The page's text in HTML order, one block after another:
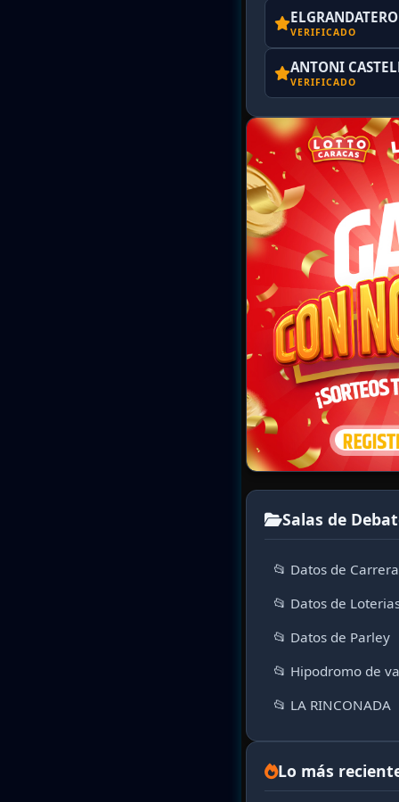
VERIFICADO
ANTONI
VERIFICADO
Salas de
📂 Datos de
📂 Datos de
📂 Datos de Parley
📂 Hipodromo de
📂 LA RINCONADA
Lo más